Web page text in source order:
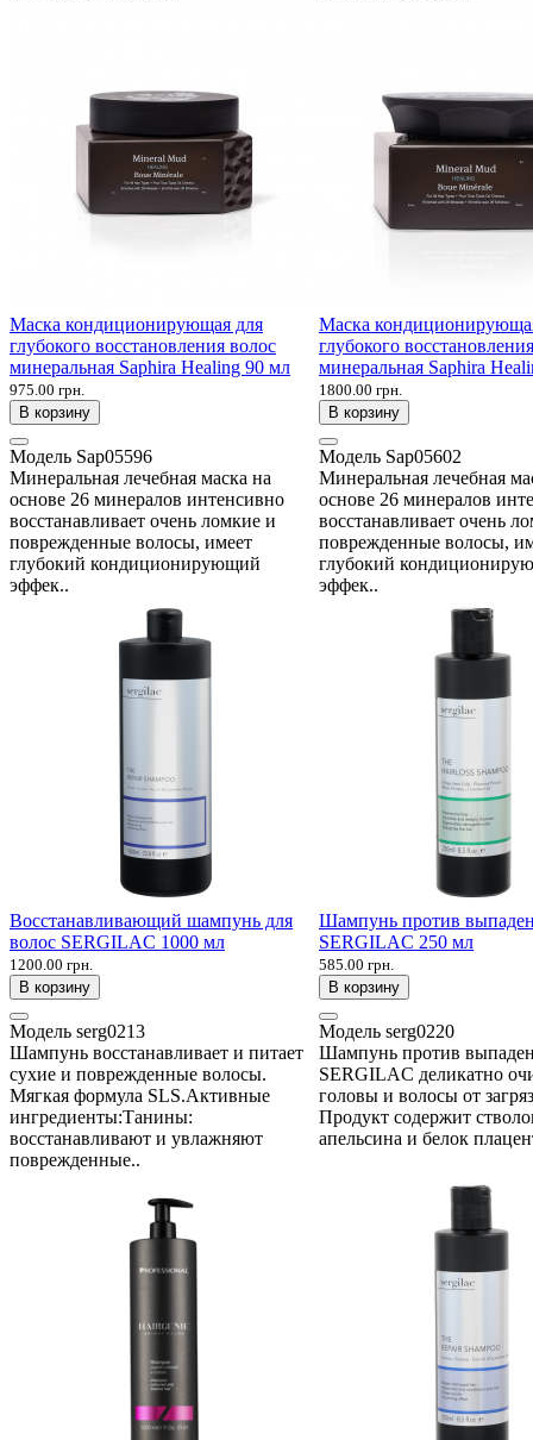
Маска кондиционирующая для
глубокого восстановления волос
минеральная Saphira Healing 90 мл
975.00 грн.
В корзину
Модель Sap05596
Минеральная лечебная маска на
основе 26 минералов интенсивно
восстанавливает очень ломкие и
поврежденные волосы, имеет
глубокий кондиционирующий
эффек..
Маска
глубокого
минеральная Saphira
1800.00 грн.
В корзину
Модель Sap05602
Минеральная лечебная
основе 26 минералов
восстанавливает очень
поврежденные волосы,
глубокий
эффек..
Восстанавливающий шампунь для
волос SERGILAC 1000 мл
1200.00 грн.
В корзину
Модель serg0213
Шампунь восстанавливает и питает
сухие и поврежденные волосы.
Мягкая формула SLS.Активные
ингредиенты:Танины:
восстанавливают и увлажняют
поврежденные..
Шампунь против
SERGILAC 250 мл
585.00 грн.
В корзину
Модель serg0220
Шампунь против
SERGILAC деликатно
головы и волосы от
Продукт содержит
апельсина и белок